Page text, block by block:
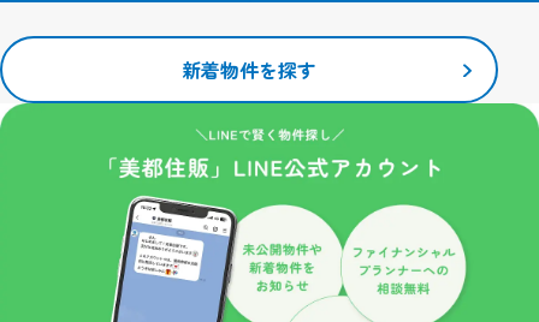
れません。
当サイトで利用するクッキーの情報は、当サイトのサービスを利用
する以外にはまったく意味のない情報です。
ブラウザでクッキーの受け入れを拒否する設定をすることも可能で
ただし、クッキーを受け入れない設定にすると、当サイトのいくつ
かのサービス・機能が正しく作動しない場合もありますので、ご了
安全管理措置
新着物件を探す